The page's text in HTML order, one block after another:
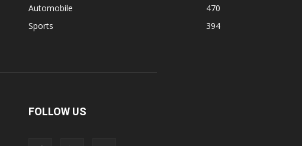
Automobile
470
Sports
394
FOLLOW US